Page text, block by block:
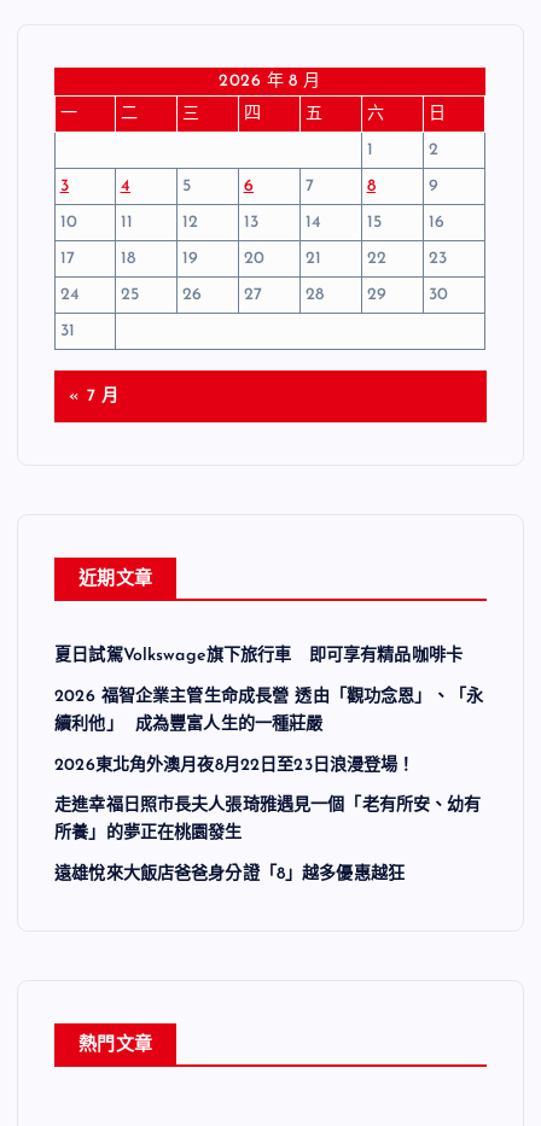
2026 年 8 月
一
二 三 四 五 六
日
1
2
3
4 5 6 7 8
9
10
11 12 13 14 15
16
17
18 19 20 21 22
23
24
25 26 27 28 29
30
31
« 7 月
近期文章
夏日試駕Volkswage旗下旅行車 即可享有精品咖啡卡
2026 福智企業主管生命成長營 透由「觀功念恩」、「永
續利他」 成為豐富人生的一種莊嚴
2026東北角外澳月夜8月22日至23日浪漫登場！
走進幸福日照市長夫人張琦雅遇見一個「老有所安、幼有
所養」的夢正在桃園發生
遠雄悅來大飯店爸爸身分證「8」越多優惠越狂
熱門文章